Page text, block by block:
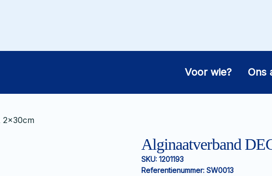
Voor wie? Ons
2x30cm
Alginaatverband
SKU: 1201193
Referentienummer: SW0013